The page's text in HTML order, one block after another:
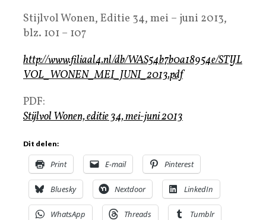
Stijlvol Wonen, Editie 34, mei – juni 2013,
blz. 101 – 107
http://www.filiaal4.nl/db/WAS54b7b0a18954e/STIJL
VOL_WONEN_MEI_JUNI_2013.pdf
PDF:
Stijlvol Wonen, editie 34, mei-juni 2013
Dit delen:
Print E-mail Pinterest
Bluesky Nextdoor LinkedIn
WhatsApp Threads Tumblr